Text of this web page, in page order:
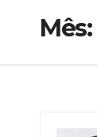
Mês: